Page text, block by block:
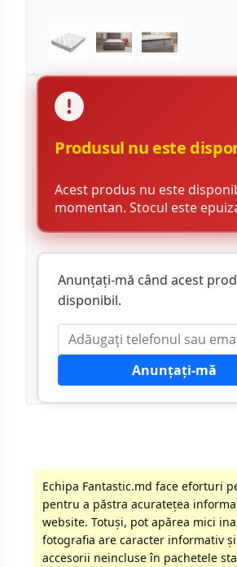
Produsul nu este
Acest produs nu este
momentan. Stocul este
Anunțați-mă când acest
disponibil.
Anunțați-mă
Echipa Fantastic.md face eforturi
pentru a păstra acurateţea
website. Totuși, pot apărea mici
fotografia are caracter informativ
accesorii neincluse în pachetele